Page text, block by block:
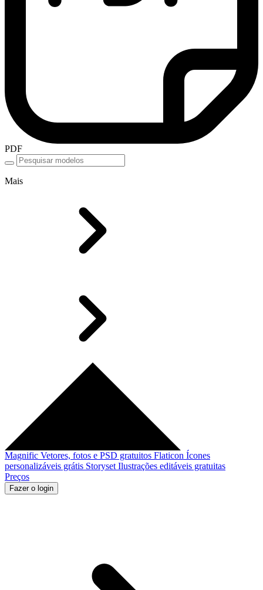
PDF
Mais
Magnific Vetores, fotos e PSD gratuitos Flaticon Ícones
personalizáveis grátis Storyset Ilustrações editáveis gratuitas
Preços
Fazer o login